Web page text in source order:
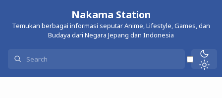
Nakama Station
Temukan berbagai informasi seputar Anime, Lifestyle, Games, dan
Budaya dari Negara Jepang dan Indonesia